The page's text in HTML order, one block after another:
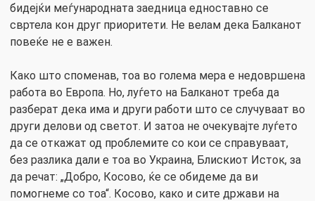
бидејќи меѓународната заедница едноставно се
свртела кон друг приоритети. Не велам дека Балканот
повеќе не е важен.
Како што споменав, тоа во голема мера е недовршена
работа во Европа. Но, луѓето на Балканот треба да
разберат дека има и други работи што се случуваат во
други делови од светот. И затоа не очекувајте луѓето
да се откажат од проблемите со кои се справуваат,
без разлика дали е тоа во Украина, Блискиот Исток, за
да речат: „Добро, Косово, ќе се обидеме да ви
помогнеме со тоа“. Косово, како и сите држави на